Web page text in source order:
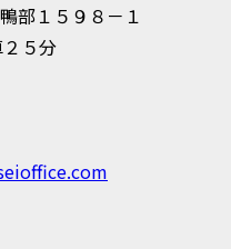
部１５９８－１
５分